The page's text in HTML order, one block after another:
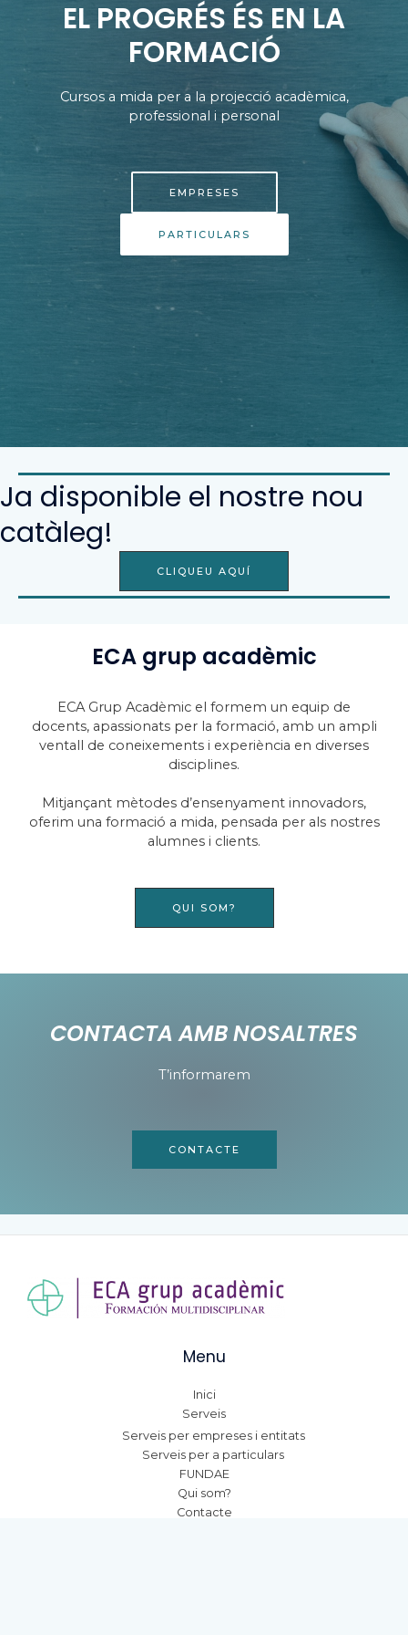
EL PROGRÉS ÉS EN LA
FORMACIÓ
Cursos a mida per a la projecció acadèmica,
professional i personal
EMPRESES
PARTICULARS
Ja disponible el nostre nou
catàleg!
CLIQUEU AQUÍ
ECA grup acadèmic
ECA Grup Acadèmic el formem un equip de
docents, apassionats per la formació, amb un ampli
ventall de coneixements i experiència en diverses
disciplines.
Mitjançant mètodes d’ensenyament innovadors,
oferim una formació a mida, pensada per als nostres
alumnes i clients.
QUI SOM?
CONTACTA AMB NOSALTRES
T’informarem
CONTACTE
Menu
Inici
Serveis
Serveis per empreses i entitats
Serveis per a particulars
FUNDAE
Qui som?
Contacte